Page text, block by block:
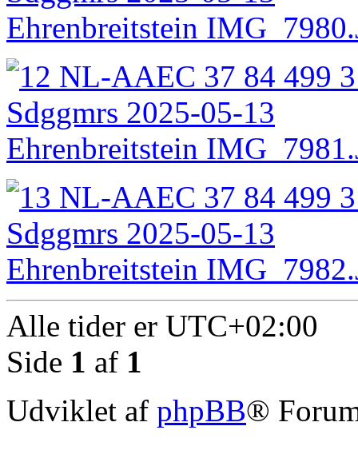
Alle tider er UTC+02:00
Side 1 af 1
Udviklet af phpBB®